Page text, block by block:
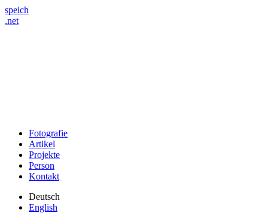
speich
.net
Fotografie
Artikel
Projekte
Person
Kontakt
Deutsch
English